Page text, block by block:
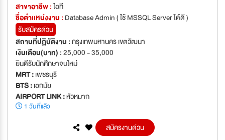
สาขาอาชีพ :ไอที
ชื่อตำเเหน่งงาน : Database Admin ( ใช้ MSSQL Server ได้ดี )
รับสมัครด่วน
สถานที่ปฏิบัติงาน :กรุงเทพมหานคร เขตวัฒนา
เงินเดือน(บาท) :25,000 - 35,000
ยินดีรับนักศึกษาจบใหม่
MRT :เพชรบุรี
BTS :เอกมัย
AIRPORT LINK :หัวหมาก
1 วันที่แล้ว
สมัครงานด่วน